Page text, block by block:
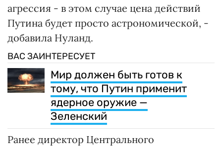
агрессия - в этом случае цена действий
Путина будет просто астрономической, -
добавила Нуланд.
ВАС ЗАИНТЕРЕСУЕТ
Мир должен быть готов к
тому, что Путин применит
ядерное оружие —
Зеленский
Ранее директор Центрального